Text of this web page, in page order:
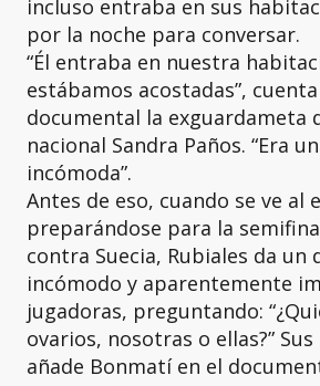
incluso entraba en sus
por la noche para conversar.
“Él entraba en nuestra
estábamos acostadas”,
documental la exguardameta
nacional Sandra Paños. “Era
incómoda”.
Antes de eso, cuando se ve al
preparándose para la
contra Suecia, Rubiales da un
incómodo y aparentemente
jugadoras, preguntando:
ovarios, nosotras o ellas?”
añade Bonmatí en el